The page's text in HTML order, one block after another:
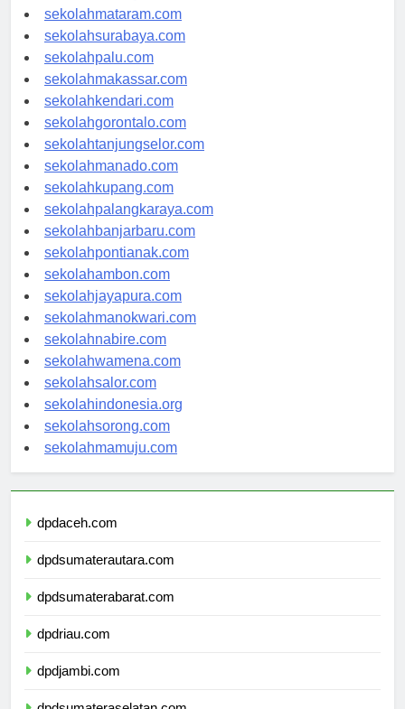
sekolahserang.com
sekolahmataram.com
sekolahsurabaya.com
sekolahpalu.com
sekolahmakassar.com
sekolahkendari.com
sekolahgorontalo.com
sekolahtanjungselor.com
sekolahmanado.com
sekolahkupang.com
sekolahpalangkaraya.com
sekolahbanjarbaru.com
sekolahpontianak.com
sekolahambon.com
sekolahjayapura.com
sekolahmanokwari.com
sekolahnabire.com
sekolahwamena.com
sekolahsalor.com
sekolahindonesia.org
sekolahsorong.com